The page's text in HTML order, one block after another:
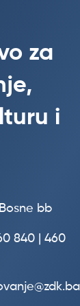
za
i
bb
840 | 460